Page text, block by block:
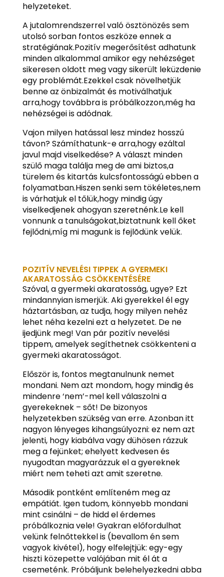
helyzeteket.
A jutalomrendszerrel való ösztönözés sem
utolsó sorban fontos eszköze ennek a
stratégiának.Pozitív megerősítést adhatunk
minden alkalommal amikor egy nehézséget
sikeresen oldott meg vagy sikerült leküzdenie
egy problémát.Ezekkel csak növelhetjük
benne az önbizalmát és motiválhatjuk
arra,hogy továbbra is próbálkozzon,még ha
nehézségei is adódnak.
Vajon milyen hatással lesz mindez hosszú
távon? Számíthatunk-e arra,hogy ezáltal
javul majd viselkedése? A választ minden
szülő maga találja meg de ami biztos,a
türelem és kitartás kulcsfontosságú ebben a
folyamatban.Hiszen senki sem tökéletes,nem
is várhatjuk el tőlük,hogy mindig úgy
viselkedjenek ahogyan szeretnénk.Le kell
vonnunk a tanulságokat,biztatnunk kell őket
fejlődni,míg mi magunk is fejlõdünk velük.
POZITÍV NEVELÉSI TIPPEK A GYERMEKI
AKARATOSSÁG CSÖKKENTÉSÉRE
Szóval, a gyermeki akaratosság, ugye? Ezt
mindannyian ismerjük. Aki gyerekkel él egy
háztartásban, az tudja, hogy milyen nehéz
lehet néha kezelni ezt a helyzetet. De ne
ijedjünk meg! Van pár pozitív nevelési
tippem, amelyek segíthetnek csökkenteni a
gyermeki akaratosságot.
Először is, fontos megtanulnunk nemet
mondani. Nem azt mondom, hogy mindig és
mindenre ‘nem’-mel kell válaszolni a
gyerekeknek – sőt! De bizonyos
helyzetekben szükség van erre. Azonban itt
nagyon lényeges kihangsúlyozni: ez nem azt
jelenti, hogy kiabálva vagy dühösen rázzuk
meg a fejünket; ehelyett kedvesen és
nyugodtan magyarázzuk el a gyereknek
miért nem teheti azt amit szeretne.
Második pontként említeném meg az
empátiát. Igen tudom, könnyebb mondani
mint csinálni – de hidd el érdemes
próbálkoznia vele! Gyakran előfordulhat
velünk felnőttekkel is (bevallom én sem
vagyok kivétel), hogy elfelejtjük: egy-egy
hiszti közepette valójában mit él át a
csemeténk. Próbáljunk belehelyezkedni abba